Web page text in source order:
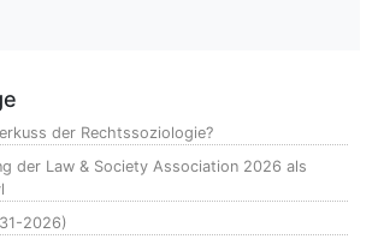
der Rechtssoziologie?
der Law & Society Association 2026 als
2026)